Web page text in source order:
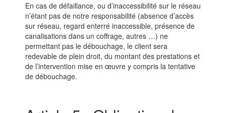
En cas de défaillance, ou d’inaccessibilité sur le réseau
n’étant pas de notre responsabilité (absence d’accès
sur réseau, regard enterré inaccessible, présence de
canalisations dans un coffrage, autres …) ne
permettant pas le débouchage, le client sera
redevable de plein droit, du montant des prestations et
de l’intervention mise en œuvre y compris la tentative
de débouchage.